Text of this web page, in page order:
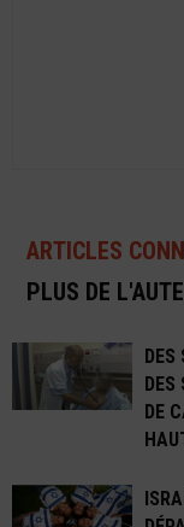
ARTICLES
PLUS DE
DES
DES
DE